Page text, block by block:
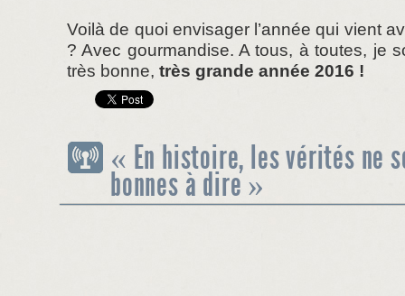
Voilà de quoi envisager l’année qui vient
? Avec gourmandise. A tous, à toutes, je
très bonne, très grande année 2016 !
« En histoire, les vérités ne
bonnes à dire »